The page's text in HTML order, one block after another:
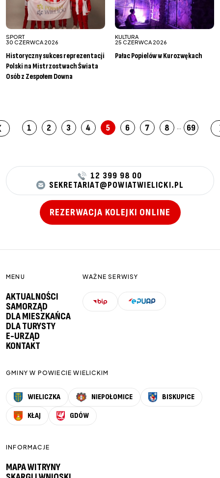
SPORT
30 CZERWCA 2026
Historyczny sukces reprezentacji
Polski na Mistrzostwach Świata
Osób z Zespołem Downa
KULTURA
25 CZERWCA 2026
Pałac Popielów w Kurozwękach
1 2 3 4 5 6 7 8 ... 69
12 399 98 00
SEKRETARIAT@POWIATWIELICKI.PL
REZERWACJA KOLEJKI ONLINE
MENU
AKTUALNOŚCI
SAMORZĄD
DLA MIESZKAŃCA
DLA TURYSTY
E-URZĄD
KONTAKT
WAŻNE SERWISY
GMINY W POWIECIE WIELICKIM
WIELICZKA NIEPOŁOMICE
BISKUPICE
KŁAJ
GDÓW
INFORMACJE
MAPA WITRYNY